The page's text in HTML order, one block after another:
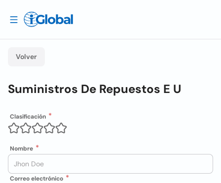
Volver
Suministros De Repuestos E U
Clasificación
Nombre
Correo electrónico